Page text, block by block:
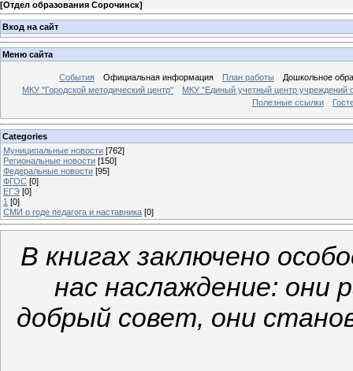
[Отдел образования Сорочинск]
Вход на сайт
Меню сайта
События Официальная информация План работы
Дошкольное
МКУ "Городской методический центр"
МКУ "Единый учетный центр учреждений
Полезные ссылки
Categories
Муниципальные новости [762]
Региональные новости [150]
Федеральные новости [95]
ФГОС [0]
ЕГЭ [0]
1 [0]
СМИ о годе педагога и наставника [0]
В книгах заключено
нас наслаждение: они
добрый совет, они